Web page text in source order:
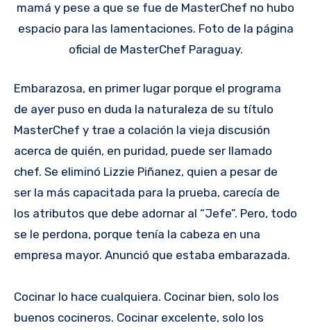
mamá y pese a que se fue de MasterChef no hubo
espacio para las lamentaciones. Foto de la página
oficial de MasterChef Paraguay.
Embarazosa, en primer lugar porque el programa
de ayer puso en duda la naturaleza de su título
MasterChef y trae a colación la vieja discusión
acerca de quién, en puridad, puede ser llamado
chef. Se eliminó Lizzie Piñanez, quien a pesar de
ser la más capacitada para la prueba, carecía de
los atributos que debe adornar al “Jefe”. Pero, todo
se le perdona, porque tenía la cabeza en una
empresa mayor. Anunció que estaba embarazada.
Cocinar lo hace cualquiera. Cocinar bien, solo los
buenos cocineros. Cocinar excelente, solo los